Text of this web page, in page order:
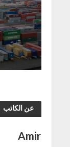
عن الكاتب
Amir